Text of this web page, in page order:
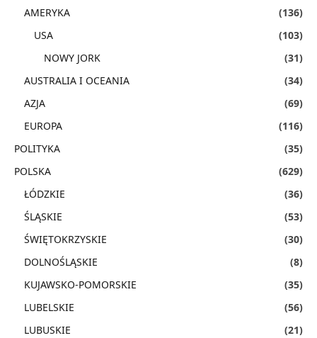
AMERYKA
(136)
USA
(103)
NOWY JORK
(31)
AUSTRALIA I OCEANIA
(34)
AZJA
(69)
EUROPA
(116)
POLITYKA
(35)
POLSKA
(629)
ŁÓDZKIE
(36)
ŚLĄSKIE
(53)
ŚWIĘTOKRZYSKIE
(30)
DOLNOŚLĄSKIE
(8)
KUJAWSKO-POMORSKIE
(35)
LUBELSKIE
(56)
LUBUSKIE
(21)